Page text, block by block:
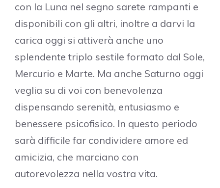
con la Luna nel segno sarete rampanti e
disponibili con gli altri, inoltre a darvi la
carica oggi si attiverà anche uno
splendente triplo sestile formato dal Sole,
Mercurio e Marte. Ma anche Saturno oggi
veglia su di voi con benevolenza
dispensando serenità, entusiasmo e
benessere psicofisico. In questo periodo
sarà difficile far condividere amore ed
amicizia, che marciano con
autorevolezza nella vostra vita.